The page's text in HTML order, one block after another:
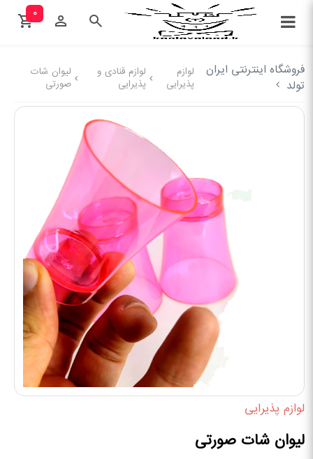
۰
فروشگاه اینترنتی ایران
تولد
لوازم
پذیرایی
لوازم قنادی و
پذیرایی
لیوان شات
صورتی
لوازم پذیرایی
لیوان شات صورتی